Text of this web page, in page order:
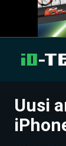
UUTISET
Uusi